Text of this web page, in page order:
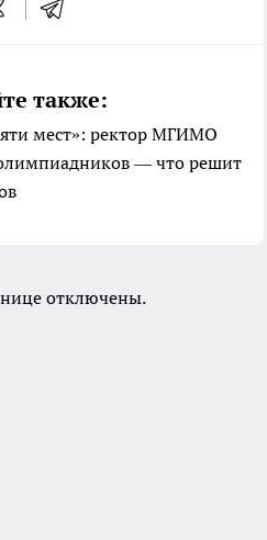
также:
мест»: ректор МГИМО
— что решит
отключены.